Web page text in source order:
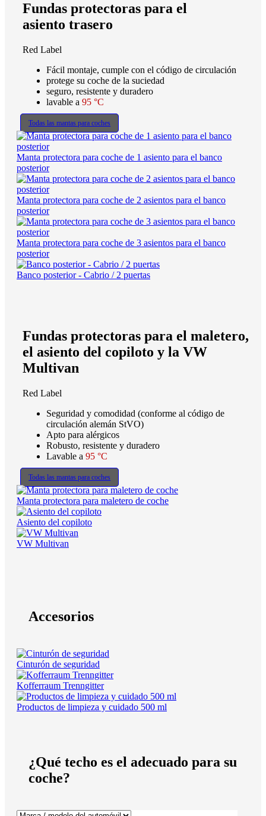
Fundas protectoras para el
asiento trasero
Red Label
Fácil montaje, cumple con el código de circulación
protege su coche de la suciedad
seguro, resistente y duradero
lavable a 95 °C
Todas las mantas para coches
Manta protectora para coche de 1 asiento para el banco
posterior
Manta protectora para coche de 2 asientos para el banco
posterior
Manta protectora para coche de 3 asientos para el banco
posterior
Banco posterior - Cabrio / 2 puertas
Fundas protectoras para el maletero,
el asiento del copiloto y la VW
Multivan
Red Label
Seguridad y comodidad (conforme al código de
circulación alemán StVO)
Apto para alérgicos
Robusto, resistente y duradero
Lavable a 95 °C
Todas las mantas para coches
Manta protectora para maletero de coche
Asiento del copiloto
VW Multivan
Accesorios
Cinturón de seguridad
Kofferraum Trenngitter
Productos de limpieza y cuidado 500 ml
¿Qué techo es el adecuado para su
coche?